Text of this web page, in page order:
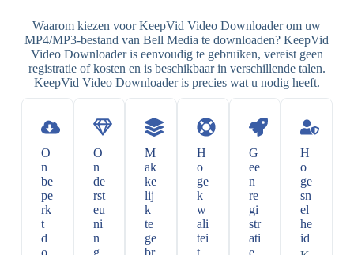
Waarom kiezen voor KeepVid Video Downloader om uw
MP4/MP3-bestand van Bell Media te downloaden? KeepVid
Video Downloader is eenvoudig te gebruiken, vereist geen
registratie of kosten en is beschikbaar in verschillende talen.
KeepVid Video Downloader is precies wat u nodig heeft.
O
n
be
pe
rk
t
d
o
O
n
de
rst
eu
ni
n
g
M
ak
ke
lij
k
te
ge
br
H
o
ge
k
w
ali
tei
t
G
ee
n
re
gi
str
ati
e
H
o
ge
sn
el
he
id